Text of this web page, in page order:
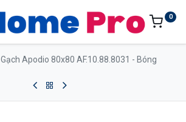
0
Gạch Apodio 80x80 AF.10.88.8031 - Bóng